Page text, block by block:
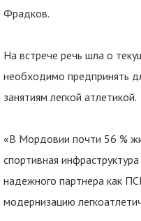
Фрадков.
На встрече речь шла о
необходимо предпринять
занятиям легкой атлетикой.
«В Мордовии почти 56 %
спортивная
надежного партнера как
модернизацию